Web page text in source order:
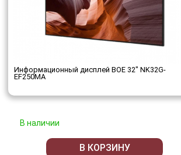
Информационный дисплей BOE 32" NK32G-
EF250MA
В наличии
В КОРЗИНУ